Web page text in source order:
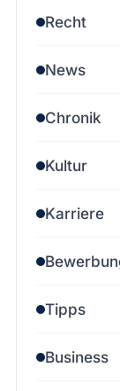
Recht
News
Chronik
Kultur
Karriere
Tipps
Business